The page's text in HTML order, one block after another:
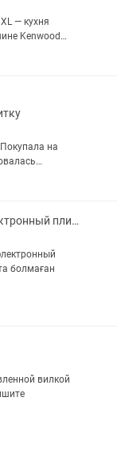
— кухня
которая
индукционной
на
отличное.
но
Индукционный электронный плита Цептер
болмаған
вилкой